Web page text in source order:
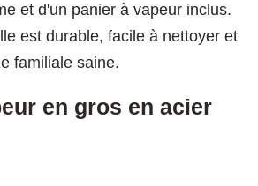
et d'un panier à vapeur inclus.
est durable, facile à nettoyer et
familiale saine.
en gros en acier